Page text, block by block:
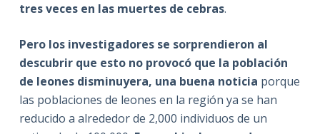
tres veces en las muertes de cebras.
Pero los investigadores se sorprendieron al
descubrir que esto no provocó que la población
de leones disminuyera, una buena noticia porque
las poblaciones de leones en la región ya se han
reducido a alrededor de 2,000 individuos de un